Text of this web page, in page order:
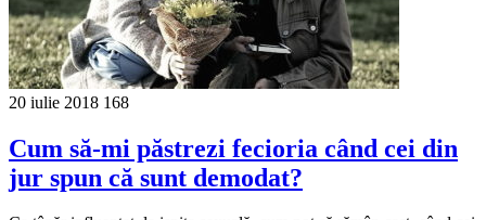
20 iulie 2018 168
Cum să-mi păstrezi fecioria când cei din
jur spun că sunt demodat?